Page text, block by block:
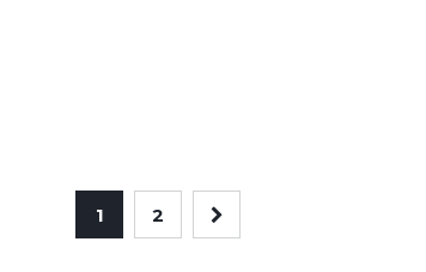
1 2